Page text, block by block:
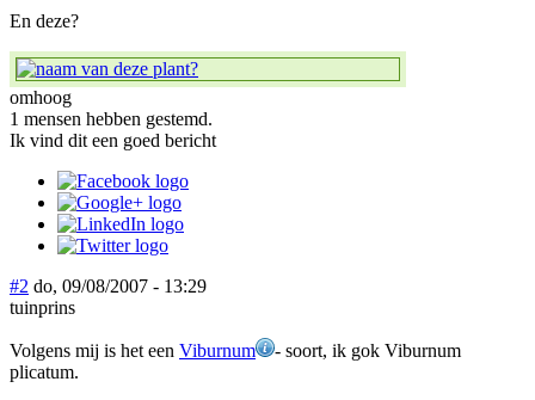
En deze?
omhoog
1 mensen hebben gestemd.
Ik vind dit een goed bericht
#2 do, 09/08/2007 - 13:29
tuinprins
Volgens mij is het een Viburnum
- soort, ik gok Viburnum
plicatum.